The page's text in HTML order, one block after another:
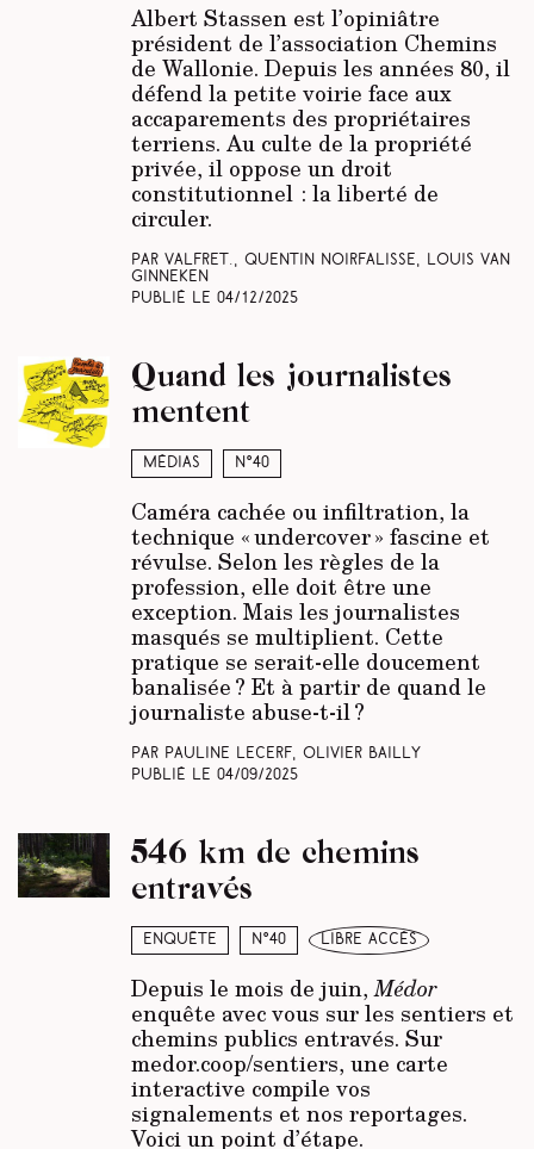
Albert Stassen est l’opiniâtre
président de l’association Chemins
de Wallonie. Depuis les années 80, il
défend la petite voirie face aux
accaparements des propriétaires
terriens. Au culte de la propriété
privée, il oppose un droit
constitutionnel : la liberté de
circuler.
Par Valfret., Quentin Noirfalisse, Louis Van
Ginneken
Publié le 04/12/2025
Médias N°40
Quand les journalistes
mentent
Caméra cachée ou infiltration, la
technique « undercover » fascine et
révulse. Selon les règles de la
profession, elle doit être une
exception. Mais les journalistes
masqués se multiplient. Cette
pratique se serait-elle doucement
banalisée ? Et à partir de quand le
journaliste abuse-t-il ?
Par Pauline Lecerf, Olivier Bailly
Publié le 04/09/2025
Enquête N°40 libre accès
546 km de chemins
entravés
Depuis le mois de juin,Médor
enquête avec vous sur les sentiers et
chemins publics entravés. Sur
medor.coop/sentiers, une carte
interactive compile vos
signalements et nos reportages.
Voici un point d’étape.